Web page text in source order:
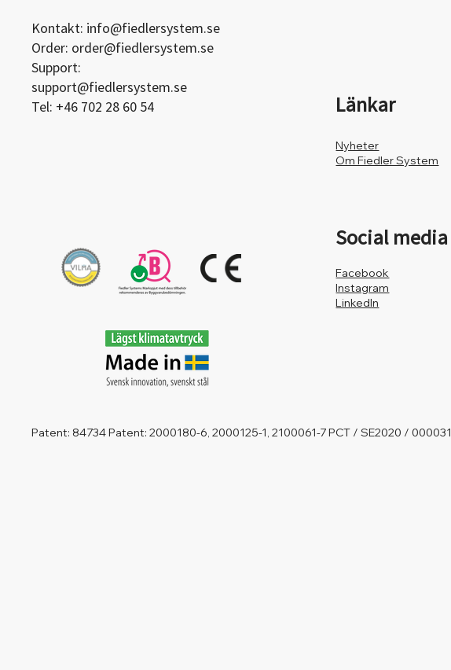
Kontakt: info@fiedlersystem.se
Order: order@fiedlersystem.se
Support:
support@fiedlersystem.se
Tel: +46 702 28 60 54
Länkar
Nyheter
Om Fiedler System
Social media
Facebook
Instagram
LinkedIn
Patent: 84734 Patent: 2000180-6, 2000125-1, 2100061-7 PCT / SE2020 / 000031